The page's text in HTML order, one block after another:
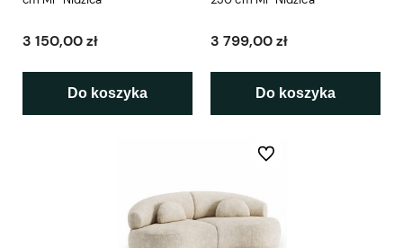
3 150,00 zł
Do koszyka
3 799,00 zł
Do koszyka
Do ulubionych